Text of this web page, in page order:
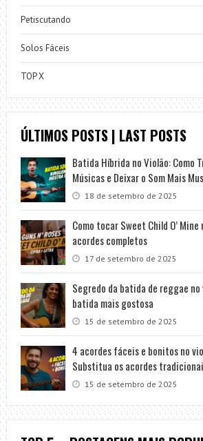
Petiscutando
Solos Fáceis
TOP X
ÚLTIMOS POSTS | LAST POSTS
Batida Híbrida no Violão: Como
Músicas e Deixar o Som Mais
18 de setembro de 2025
Como tocar Sweet Child O’
acordes completos
17 de setembro de 2025
Segredo da batida de reggae
batida mais gostosa
15 de setembro de 2025
4 acordes fáceis e bonitos no
Substitua os acordes
15 de setembro de 2025